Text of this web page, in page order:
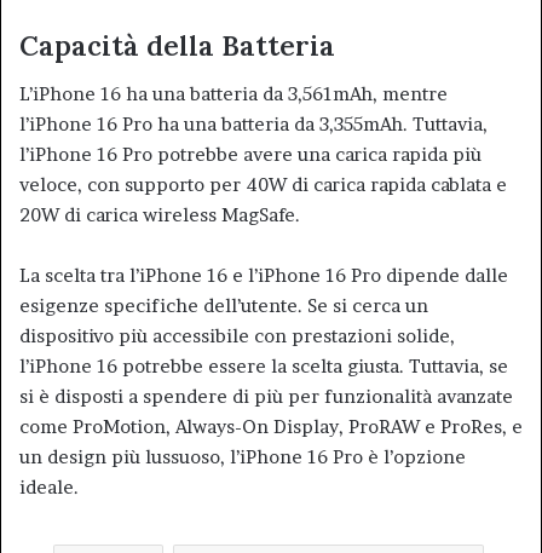
Capacità della Batteria
L’iPhone 16 ha una batteria da 3,561mAh, mentre
l’iPhone 16 Pro ha una batteria da 3,355mAh. Tuttavia,
l’iPhone 16 Pro potrebbe avere una carica rapida più
veloce, con supporto per 40W di carica rapida cablata e
20W di carica wireless MagSafe.
La scelta tra l’iPhone 16 e l’iPhone 16 Pro dipende dalle
esigenze specifiche dell’utente. Se si cerca un
dispositivo più accessibile con prestazioni solide,
l’iPhone 16 potrebbe essere la scelta giusta. Tuttavia, se
si è disposti a spendere di più per funzionalità avanzate
come ProMotion, Always-On Display, ProRAW e ProRes, e
un design più lussuoso, l’iPhone 16 Pro è l’opzione
ideale.